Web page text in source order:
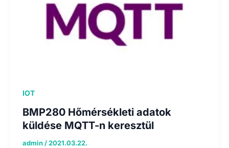
IOT
BMP280 Hőmérsékleti adatok
küldése MQTT-n keresztül
admin/2021.03.22.